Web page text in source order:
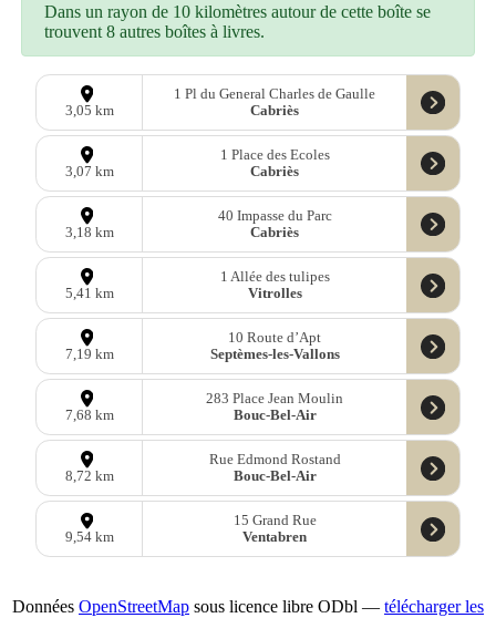
Dans un rayon de 10 kilomètres autour de cette boîte se
trouvent 8 autres boîtes à livres.
3,05 km
1 Pl du General Charles de Gaulle
Cabriès
3,07 km
1 Place des Ecoles
Cabriès
3,18 km
40 Impasse du Parc
Cabriès
5,41 km
1 Allée des tulipes
Vitrolles
7,19 km
10 Route d’Apt
Septèmes-les-Vallons
7,68 km
283 Place Jean Moulin
Bouc-Bel-Air
8,72 km
Rue Edmond Rostand
Bouc-Bel-Air
9,54 km
15 Grand Rue
Ventabren
Données OpenStreetMap sous licence libre ODbl — télécharger les